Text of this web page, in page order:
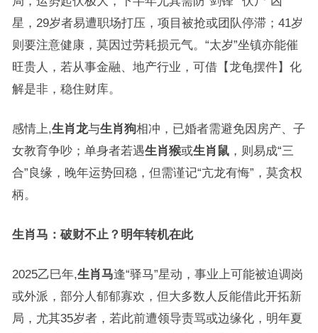
星，29岁者易遭职场打压，项目被抢或团队停滞；41岁
则要注意健康，莫因过劳耗损元气。“太岁”坐镇亦能催
旺贵人，若从事金融、地产行业，可借【龙龟摆件】化
解是非，稳住财库。
感情上,生肖龙与生肖狗相冲，已婚者需避免因房产、子
女教育争吵；单身者若遇生肖猴或生肖鼠，则易成“三
合”良缘，晚年运势回稳，但需谨记“亢龙有悔”，莫贪权
柄。
生肖马：破财不止？明年转机在此
2025乙巳年,生肖马逢“驿马”星动，事业上可能被迫调岗
或外派，部分人郁郁寡欢，但大多数人反能借此开拓新
局，尤其35岁者，若此前遭领导责骂或边缘化，明年夏